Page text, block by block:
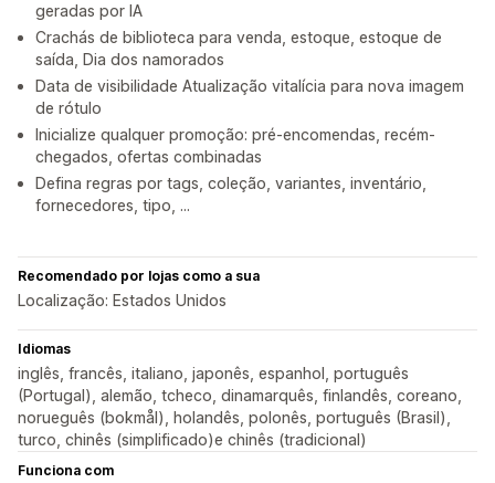
geradas por IA
Crachás de biblioteca para venda, estoque, estoque de
saída, Dia dos namorados
Data de visibilidade Atualização vitalícia para nova imagem
de rótulo
Inicialize qualquer promoção: pré-encomendas, recém-
chegados, ofertas combinadas
Defina regras por tags, coleção, variantes, inventário,
fornecedores, tipo, ...
Recomendado por lojas como a sua
Localização: Estados Unidos
Idiomas
inglês, francês, italiano, japonês, espanhol, português
(Portugal), alemão, tcheco, dinamarquês, finlandês, coreano,
norueguês (bokmål), holandês, polonês, português (Brasil),
turco, chinês (simplificado)e chinês (tradicional)
Funciona com